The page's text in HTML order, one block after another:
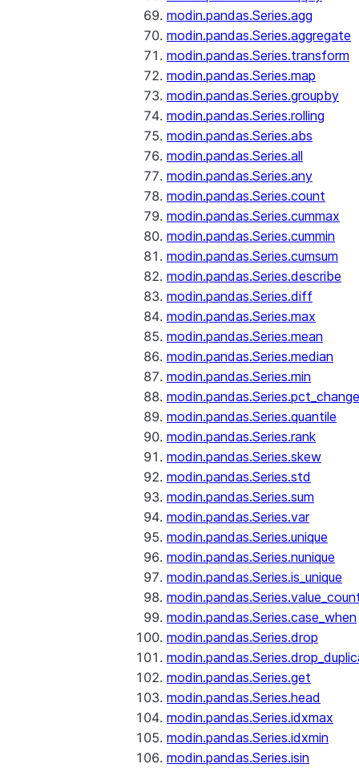
modin.pandas.Series.agg
modin.pandas.Series.aggregate
modin.pandas.Series.transform
modin.pandas.Series.map
modin.pandas.Series.groupby
modin.pandas.Series.rolling
modin.pandas.Series.abs
modin.pandas.Series.all
modin.pandas.Series.any
modin.pandas.Series.count
modin.pandas.Series.cummax
modin.pandas.Series.cummin
modin.pandas.Series.cumsum
modin.pandas.Series.describe
modin.pandas.Series.diff
modin.pandas.Series.max
modin.pandas.Series.mean
modin.pandas.Series.median
modin.pandas.Series.min
modin.pandas.Series.pct_change
modin.pandas.Series.quantile
modin.pandas.Series.rank
modin.pandas.Series.skew
modin.pandas.Series.std
modin.pandas.Series.sum
modin.pandas.Series.var
modin.pandas.Series.unique
modin.pandas.Series.nunique
modin.pandas.Series.is_unique
modin.pandas.Series.case_when
modin.pandas.Series.drop
modin.pandas.Series.get
modin.pandas.Series.head
modin.pandas.Series.idxmax
modin.pandas.Series.idxmin
modin.pandas.Series.isin